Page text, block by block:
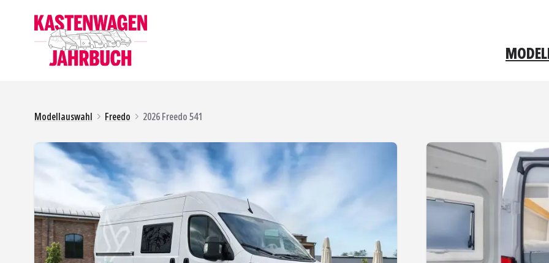
Modellauswahl Freedo 2026 Freedo 541